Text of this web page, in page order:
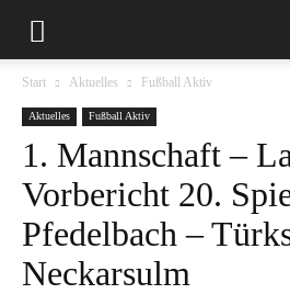
Start Aktuelles Fußball Aktiv
Aktuelles Fußball Aktiv
1. Mannschaft –
Vorbericht 20.
Pfedelbach –
Neckarsulm